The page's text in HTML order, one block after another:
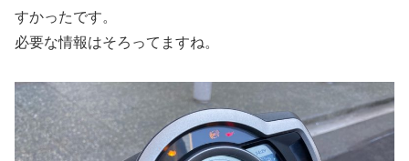
すかったです。
必要な情報はそろってますね。